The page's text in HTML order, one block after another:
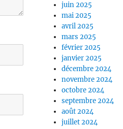
juin 2025
mai 2025
avril 2025
mars 2025
février 2025
janvier 2025
décembre 2024
novembre 2024
octobre 2024
septembre 2024
août 2024
juillet 2024